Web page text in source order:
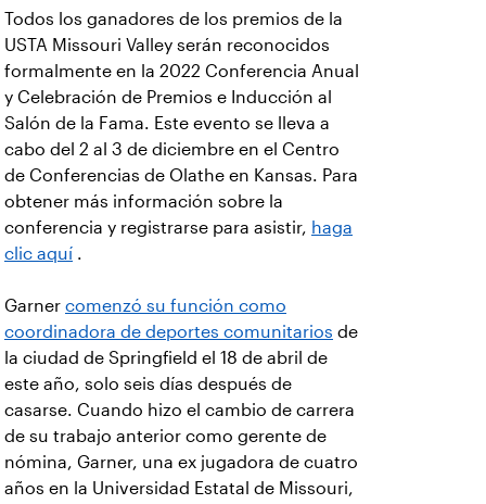
Todos los ganadores de los premios de la
USTA Missouri Valley serán reconocidos
formalmente en la 2022 Conferencia Anual
y Celebración de Premios e Inducción al
Salón de la Fama. Este evento se lleva a
cabo del 2 al 3 de diciembre en el Centro
de Conferencias de Olathe en Kansas. Para
obtener más información sobre la
conferencia y registrarse para asistir, haga
clic aquí .
Garner comenzó su función como
coordinadora de deportes comunitarios de
la ciudad de Springfield el 18 de abril de
este año, solo seis días después de
casarse. Cuando hizo el cambio de carrera
de su trabajo anterior como gerente de
nómina, Garner, una ex jugadora de cuatro
años en la Universidad Estatal de Missouri,